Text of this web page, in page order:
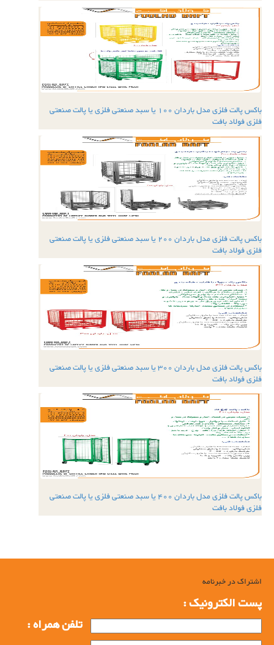
باکس پالت فلزی مدل باردان 100 یا سبد صنعتی فلزی یا پالت صنعتی
فلزی فولاد بافت
باکس پالت فلزی مدل باردان 200 یا سبد صنعتی فلزی یا پالت صنعتی
فلزی فولاد بافت
باکس پالت فلزی مدل باردان 300 یا سبد صنعتی فلزی یا پالت صنعتی
فلزی فولاد بافت
باکس پالت فلزی مدل باردان 400 یا سبد صنعتی فلزی یا پالت صنعتی
فلزی فولاد بافت
اشتراک در خبرنامه
پست الکترونیک :
تلفن همراه :